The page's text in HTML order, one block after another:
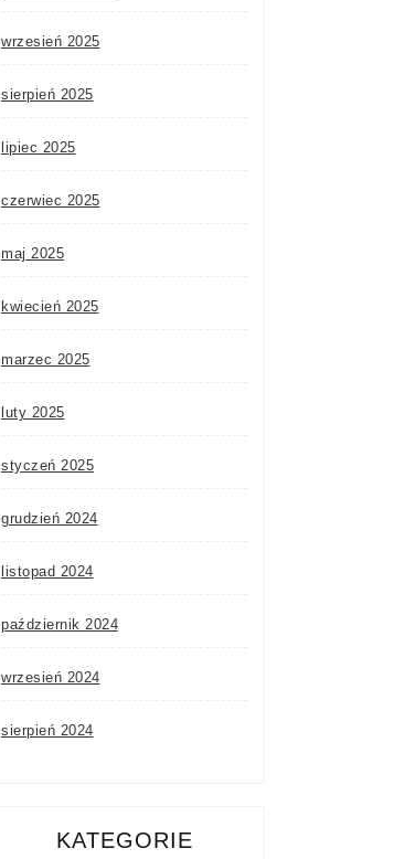
wrzesień 2025
sierpień 2025
lipiec 2025
czerwiec 2025
maj 2025
kwiecień 2025
marzec 2025
luty 2025
styczeń 2025
grudzień 2024
listopad 2024
październik 2024
wrzesień 2024
sierpień 2024
KATEGORIE